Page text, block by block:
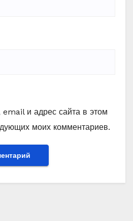
и адрес сайта в этом
моих комментариев.